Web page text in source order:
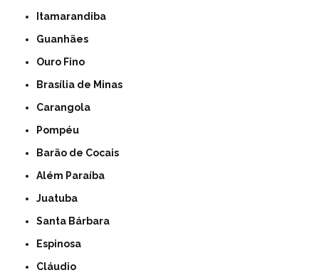
Itamarandiba
Guanhães
Ouro Fino
Brasília de Minas
Carangola
Pompéu
Barão de Cocais
Além Paraíba
Juatuba
Santa Bárbara
Espinosa
Cláudio